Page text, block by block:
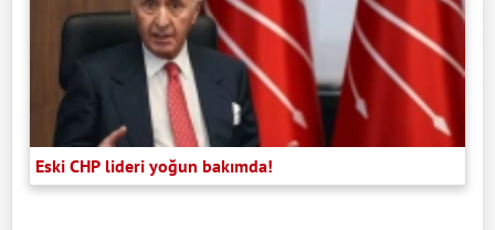
Eski CHP lideri yoğun bakımda!